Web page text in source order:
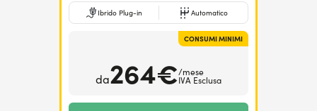
Ibrido Plug-in Automatico
CONSUMI MINIMI
da264€/mese
IVA Esclusa